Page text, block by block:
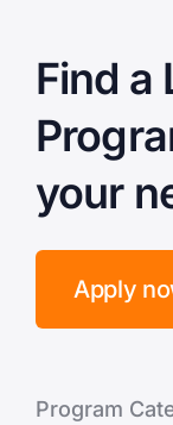
Find a
your
Apply
Program